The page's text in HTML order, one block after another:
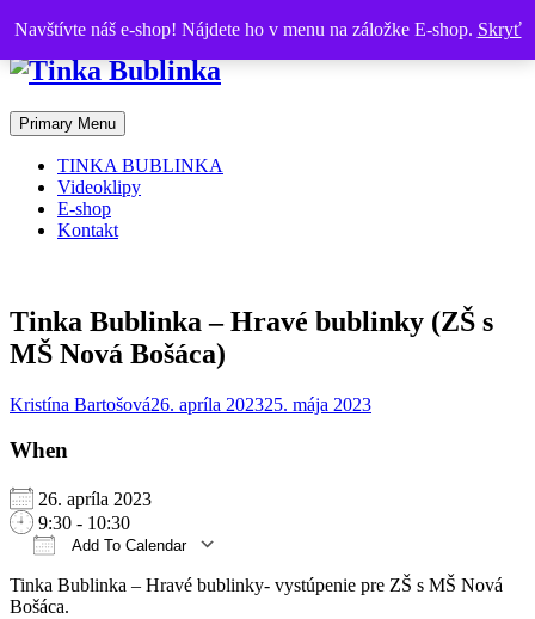
Navštívte náš e-shop! Nájdete ho v menu na záložke E-shop. Skryť
Skip
to
content
Tinka Bublinka je éterická víla, ktorá vyfukuje tóny ako bublinky
Primary Menu
TINKA BUBLINKA
Videoklipy
E-shop
Kontakt
Tinka Bublinka – Hravé bublinky (ZŠ s
MŠ Nová Bošáca)
Kristína Bartošová26. apríla 202325. mája 2023
When
26. apríla 2023
9:30 - 10:30
Add To Calendar
Download ICSGoogle Calendar
iCalendarOffice 365Outlook Live
Tinka Bublinka – Hravé bublinky- vystúpenie pre ZŠ s MŠ Nová
Bošáca.